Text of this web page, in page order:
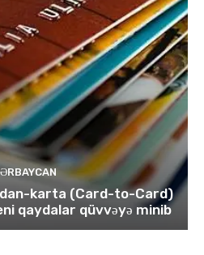
karta (Card-to-Card)
qaydalar qüvvəyə minib